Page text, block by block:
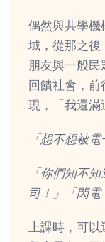
偶然與共學機
域，從那之後
朋友與一般民
回饋社會，前
現，「我還滿
「想不想被
「你們知不
司！」「閃電
上課時，可以